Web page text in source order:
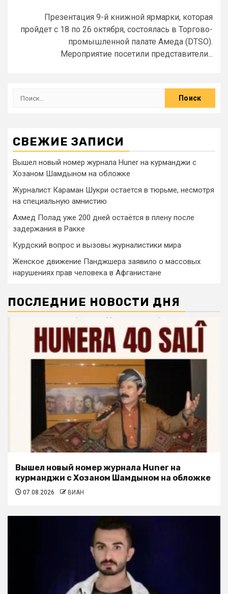
Презентация 9-й книжной ярмарки, которая
пройдет с 18 по 26 октября, состоялась в Торгово-
промышленной палате Амеда (DTSO).
Мероприятие посетили представители...
СВЕЖИЕ ЗАПИСИ
Вышел новый номер журнала Huner на курманджи с
Хозаном Шамдыном на обложке
Журналист Караман Шукри остается в тюрьме, несмотря
на специальную амнистию
Ахмед Полад уже 200 дней остаётся в плену после
задержания в Ракке
Курдский вопрос и вызовы журналистики мира
Женское движение Панджшера заявило о массовых
нарушениях прав человека в Афганистане
ПОСЛЕДНИЕ НОВОСТИ ДНЯ
Вышел новый номер журнала Huner на
курманджи с Хозаном Шамдыном на обложке
07.08.2026 ВИАН